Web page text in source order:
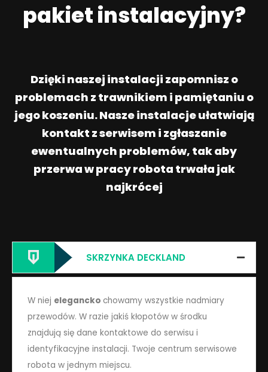
pakiet instalacyjny?
Dzięki naszej instalacji zapomnisz o
problemach z trawnikiem i pamiętaniu o
jego koszeniu. Nasze instalacje ułatwiają
kontakt z serwisem i zgłaszanie
ewentualnych problemów, tak aby
przerwa w pracy robota trwała jak
najkrócej
SKRZYNKA DECKLAND
W niej elegancko chowamy wszystkie nadmiary
przewodów. W razie jakiś kłopotów w środku
znajdują się dane kontaktowe do serwisu i
identyfikacyjne instalacji. Twoje centrum serwisowe
robota w jednym miejscu.